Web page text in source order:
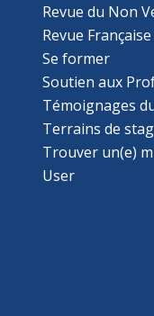
Revue du Non
Revue
Se former
Soutien aux
Témoignages
Terrains de
Trouver un(e)
User